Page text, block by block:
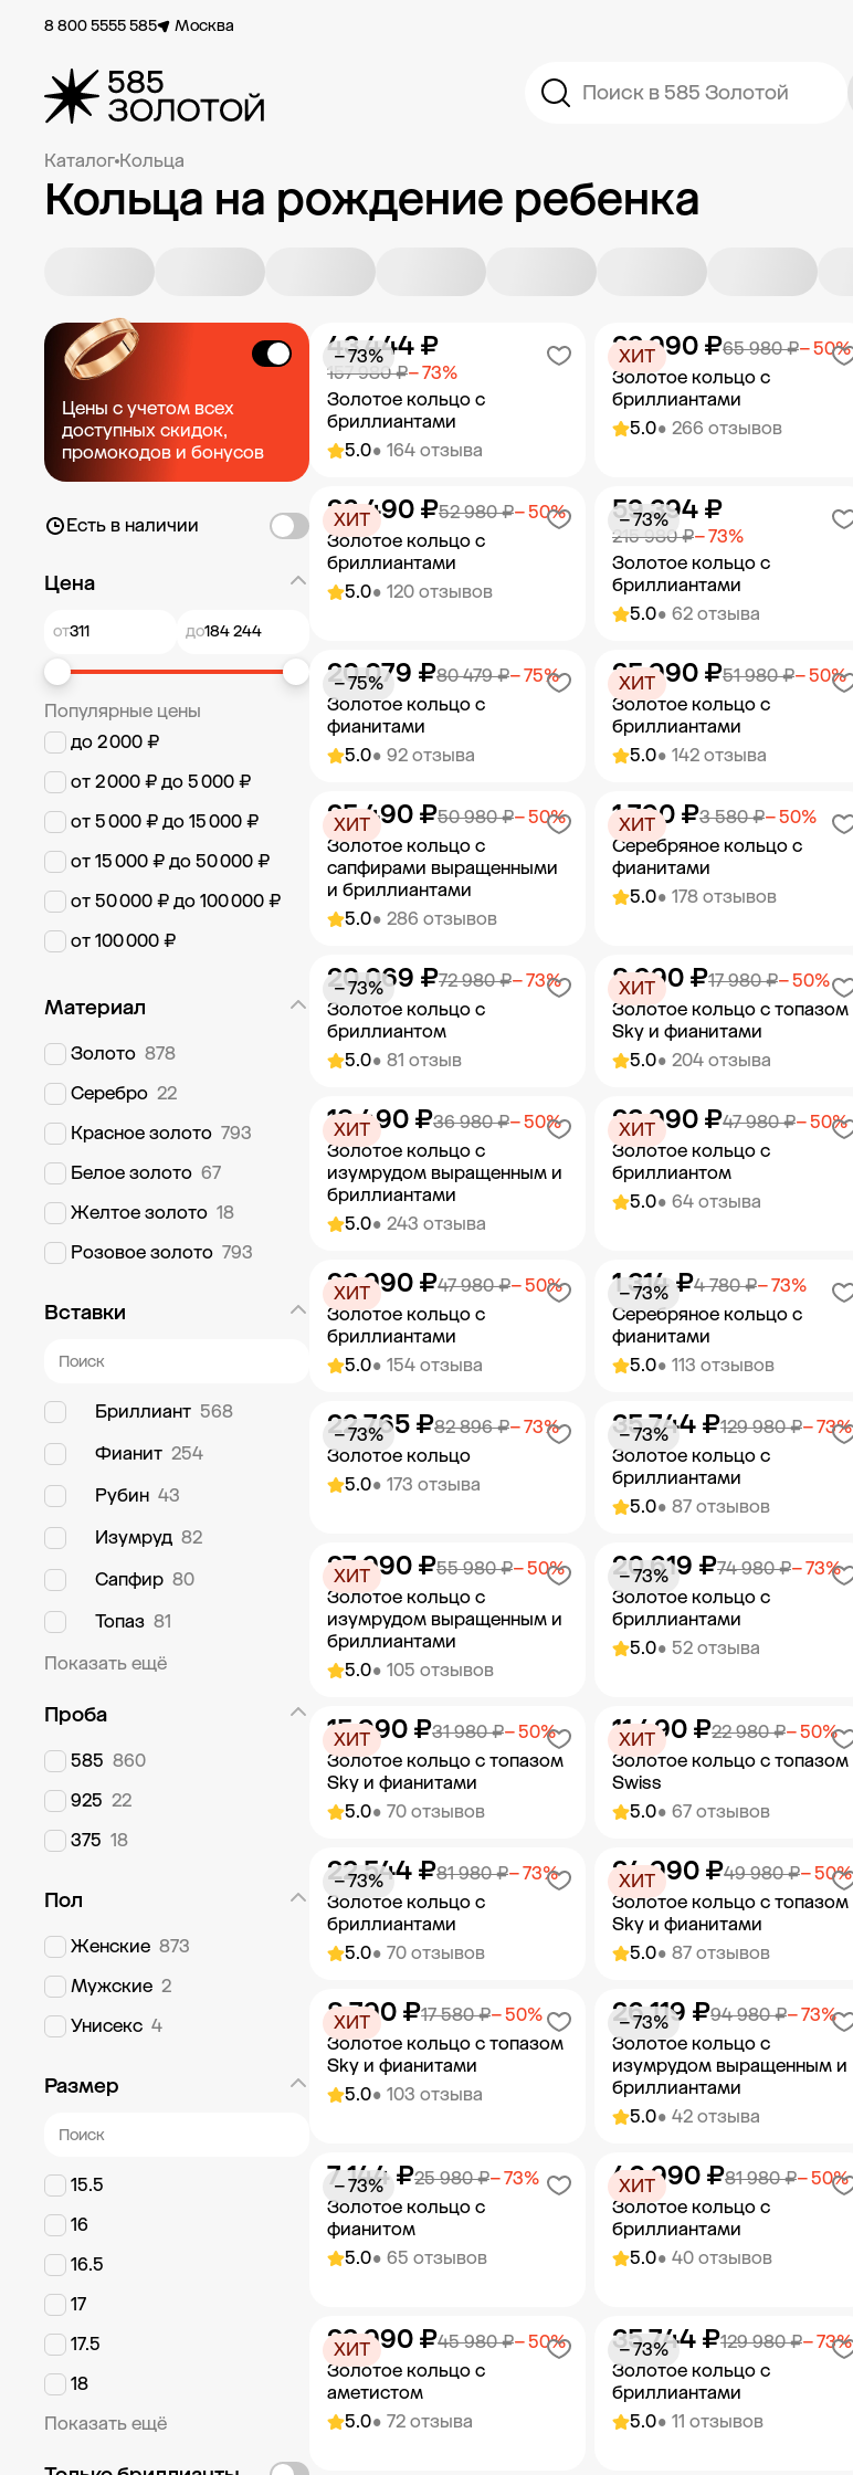
8 800 5555 585 Москва
Поиск в 585 Золотой
Каталог Кольца
Кольца на рождение ребенка
Цены с учетом всех
доступных скидок,
промокодов и бонусов
Есть в наличии
Цена
от до
Популярные цены
до 2 000 ₽
от 2 000 ₽ до 5 000 ₽
от 5 000 ₽ до 15 000 ₽
от 15 000 ₽ до 50 000 ₽
от 50 000 ₽ до 100 000 ₽
от 100 000 ₽
Материал
Золото 878
Серебро 22
Красное золото 793
Белое золото 67
Желтое золото 18
Розовое золото 793
Вставки
Бриллиант 568
Фианит 254
Рубин 43
Изумруд 82
Сапфир 80
Топаз 81
Показать ещё
Проба
585 860
925 22
375 18
Пол
Женские 873
Мужские 2
Унисекс 4
Размер
15.5
16
16.5
17
17.5
18
Показать ещё
5.0• 164 отзыва
Золотое кольцо с
бриллиантами
157 980 ₽− 73%
43 444 ₽
− 73%
Добавить в корзину
5.0• 266 отзывов
Золотое кольцо с
бриллиантами
65 980 ₽− 50%
32 990 ₽
ХИТ
Добавить в корзину
5.0• 120 отзывов
Золотое кольцо с
бриллиантами
52 980 ₽− 50%
26 490 ₽
ХИТ
Добавить в корзину
5.0• 62 отзыва
Золотое кольцо с
бриллиантами
215 980 ₽− 73%
59 394 ₽
− 73%
Добавить в корзину
5.0• 92 отзыва
Золотое кольцо с
фианитами
80 479 ₽− 75%
20 079 ₽
− 75%
Добавить в корзину
5.0• 142 отзыва
Золотое кольцо с
бриллиантами
51 980 ₽− 50%
25 990 ₽
ХИТ
Добавить в корзину
5.0• 286 отзывов
Золотое кольцо с
сапфирами выращенными
и бриллиантами
50 980 ₽− 50%
25 490 ₽
ХИТ
Добавить в корзину
5.0• 178 отзывов
Серебряное кольцо с
фианитами
3 580 ₽− 50%
1 790 ₽
ХИТ
Добавить в корзину
5.0• 81 отзыв
Золотое кольцо с
бриллиантом
72 980 ₽− 73%
20 069 ₽
− 73%
Добавить в корзину
5.0• 204 отзыва
Золотое кольцо с топазом
Sky и фианитами
17 980 ₽− 50%
8 990 ₽
ХИТ
Добавить в корзину
5.0• 243 отзыва
Золотое кольцо с
изумрудом выращенным и
бриллиантами
36 980 ₽− 50%
18 490 ₽
ХИТ
Добавить в корзину
5.0• 64 отзыва
Золотое кольцо с
бриллиантом
47 980 ₽− 50%
23 990 ₽
ХИТ
Добавить в корзину
5.0• 154 отзыва
Золотое кольцо с
бриллиантами
47 980 ₽− 50%
23 990 ₽
ХИТ
Добавить в корзину
5.0• 113 отзывов
Серебряное кольцо с
фианитами
4 780 ₽− 73%
1 314 ₽
− 73%
Добавить в корзину
5.0• 173 отзыва
Золотое кольцо
82 896 ₽− 73%
22 765 ₽
− 73%
Добавить в корзину
5.0• 87 отзывов
Золотое кольцо с
бриллиантами
129 980 ₽− 73%
35 744 ₽
− 73%
Добавить в корзину
5.0• 105 отзывов
Золотое кольцо с
изумрудом выращенным и
бриллиантами
55 980 ₽− 50%
27 990 ₽
ХИТ
Добавить в корзину
5.0• 52 отзыва
Золотое кольцо с
бриллиантами
74 980 ₽− 73%
20 619 ₽
− 73%
Добавить в корзину
5.0• 70 отзывов
Золотое кольцо с топазом
Sky и фианитами
31 980 ₽− 50%
15 990 ₽
ХИТ
Добавить в корзину
5.0• 67 отзывов
Золотое кольцо с топазом
Swiss
22 980 ₽− 50%
11 490 ₽
ХИТ
Добавить в корзину
5.0• 70 отзывов
Золотое кольцо с
бриллиантами
81 980 ₽− 73%
22 544 ₽
− 73%
Добавить в корзину
5.0• 87 отзывов
Золотое кольцо с топазом
Sky и фианитами
49 980 ₽− 50%
24 990 ₽
ХИТ
Добавить в корзину
5.0• 103 отзыва
Золотое кольцо с топазом
Sky и фианитами
17 580 ₽− 50%
8 790 ₽
ХИТ
Добавить в корзину
5.0• 42 отзыва
Золотое кольцо с
изумрудом выращенным и
бриллиантами
94 980 ₽− 73%
26 119 ₽
− 73%
Добавить в корзину
5.0• 65 отзывов
Золотое кольцо с
фианитом
25 980 ₽− 73%
7 144 ₽
− 73%
Добавить в корзину
5.0• 40 отзывов
Золотое кольцо с
бриллиантами
81 980 ₽− 50%
40 990 ₽
ХИТ
Добавить в корзину
5.0• 72 отзыва
Золотое кольцо с
аметистом
45 980 ₽− 50%
22 990 ₽
ХИТ
5.0• 11 отзывов
Золотое кольцо с
бриллиантами
129 980 ₽− 73%
35 744 ₽
− 73%